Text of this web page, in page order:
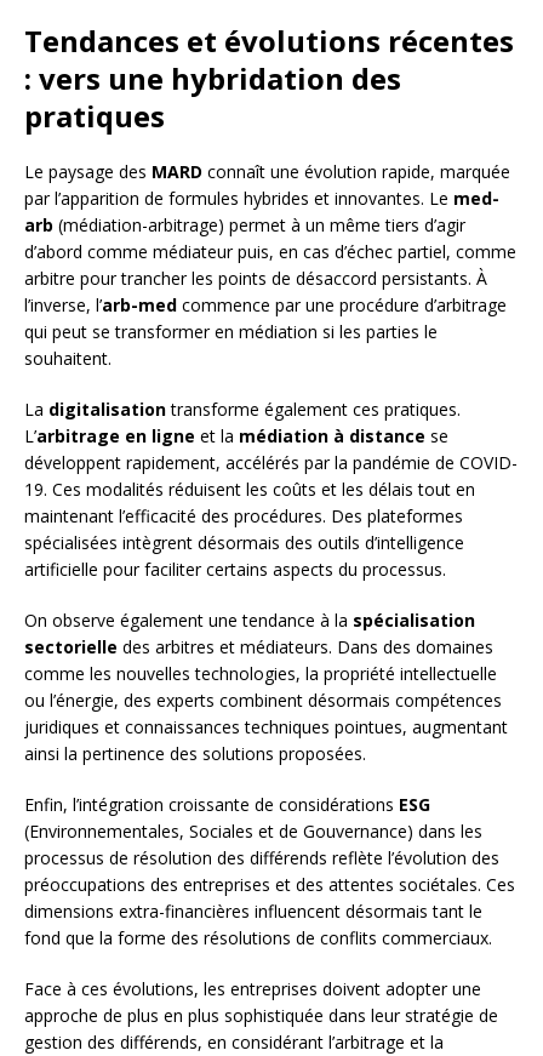
Tendances et évolutions récentes
: vers une hybridation des
pratiques
Le paysage des MARD connaît une évolution rapide, marquée
par l’apparition de formules hybrides et innovantes. Le med-
arb (médiation-arbitrage) permet à un même tiers d’agir
d’abord comme médiateur puis, en cas d’échec partiel, comme
arbitre pour trancher les points de désaccord persistants. À
l’inverse, l’arb-med commence par une procédure d’arbitrage
qui peut se transformer en médiation si les parties le
souhaitent.
La digitalisationtransforme également ces pratiques.
L’arbitrage en ligne et la médiation à distance se
développent rapidement, accélérés par la pandémie de COVID-
19. Ces modalités réduisent les coûts et les délais tout en
maintenant l’efficacité des procédures. Des plateformes
spécialisées intègrent désormais des outils d’intelligence
artificielle pour faciliter certains aspects du processus.
On observe également une tendance à la spécialisation
sectorielle des arbitres et médiateurs. Dans des domaines
comme les nouvelles technologies, la propriété intellectuelle
ou l’énergie, des experts combinent désormais compétences
juridiques et connaissances techniques pointues, augmentant
ainsi la pertinence des solutions proposées.
Enfin, l’intégration croissante de considérations ESG
(Environnementales, Sociales et de Gouvernance) dans les
processus de résolution des différends reflète l’évolution des
préoccupations des entreprises et des attentes sociétales. Ces
dimensions extra-financières influencent désormais tant le
fond que la forme des résolutions de conflits commerciaux.
Face à ces évolutions, les entreprises doivent adopter une
approche de plus en plus sophistiquée dans leur stratégie de
gestion des différends, en considérant l’arbitrage et la